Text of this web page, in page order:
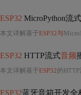
ESP32 MicroPython流式
本文详解基于ESP32与
ESP32 HTTP流式音频
本文详解基于ESP32的
ESP32蓝牙音箱开发全